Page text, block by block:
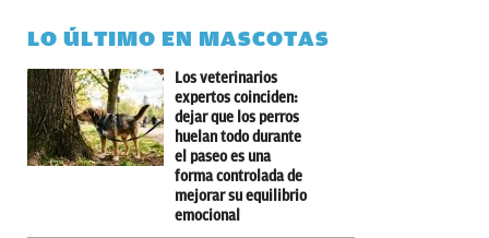
LO ÚLTIMO EN MASCOTAS
Los veterinarios
expertos coinciden:
dejar que los perros
huelan todo durante
el paseo es una
forma controlada de
mejorar su equilibrio
emocional